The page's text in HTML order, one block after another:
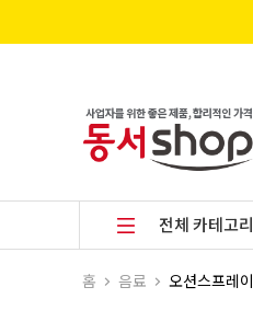
전체 카테고리
홈 음료 오션스프레이